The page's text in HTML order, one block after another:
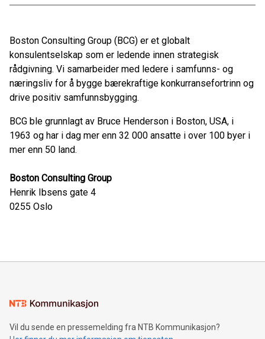
Boston Consulting Group (BCG) er et globalt
konsulentselskap som er ledende innen strategisk
rådgivning. Vi samarbeider med ledere i samfunns- og
næringsliv for å bygge bærekraftige konkurransefortrinn og
drive positiv samfunnsbygging.
BCG ble grunnlagt av Bruce Henderson i Boston, USA, i
1963 og har i dag mer enn 32 000 ansatte i over 100 byer i
mer enn 50 land.
Boston Consulting Group
Henrik Ibsens gate 4
0255 Oslo
Vil du sende en pressemelding fra NTB Kommunikasjon?